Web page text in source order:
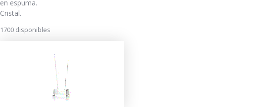
en espuma.
Cristal.
1700 disponibles